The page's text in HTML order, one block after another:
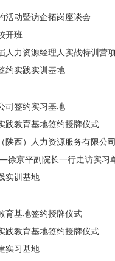
活动暨访企拓岗座谈会
开班
力资源经理人实战特训营
约实践实训基地
司签约实习基地
践教育基地签约授牌仪式
西）人力资源服务有限公
京平副院长一行走访实习
实训基地
育基地签约授牌仪式
践教育基地签约授牌仪式
实习基地